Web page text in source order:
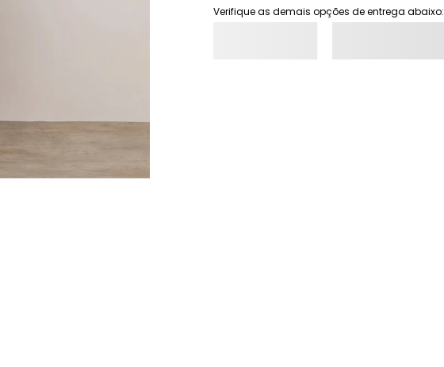
Verifique as demais opções de entrega abaixo: